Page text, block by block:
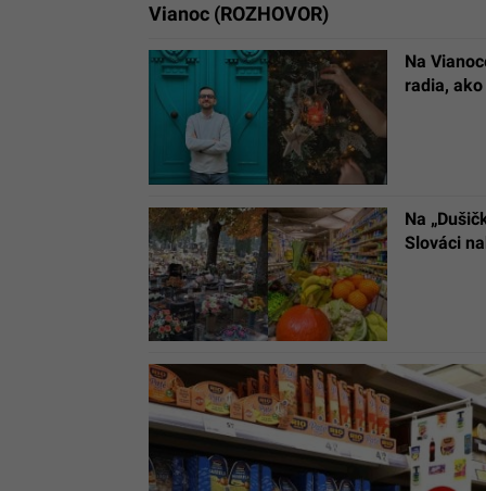
Vianoc (ROZHOVOR)
Na
radia,
Na
Slováci